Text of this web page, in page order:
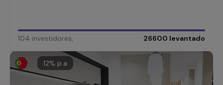
104 investidores, 26600 levantado
12% p.a